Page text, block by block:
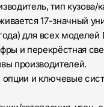
тип
17-значный
для всех
и перекрёстная
производителей.
опции и ключевые